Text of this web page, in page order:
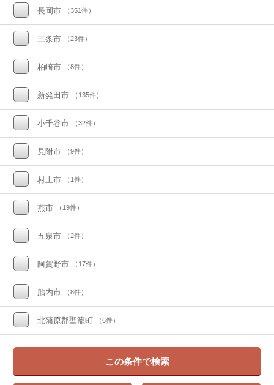
長岡市 （351件）
三条市 （23件）
柏崎市 （8件）
新発田市 （135件）
小千谷市 （32件）
見附市 （9件）
村上市 （1件）
燕市 （19件）
五泉市 （2件）
阿賀野市 （17件）
胎内市 （8件）
北蒲原郡聖籠町 （6件）
この条件で検索